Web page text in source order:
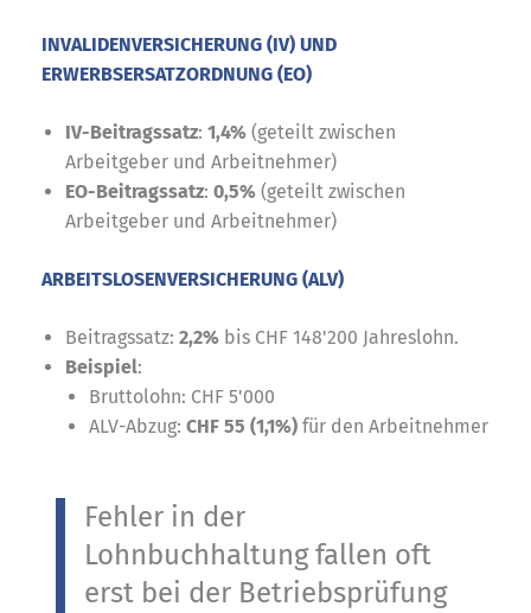
INVALIDENVERSICHERUNG (IV) UND
ERWERBSERSATZORDNUNG (EO)
IV-Beitragssatz: 1,4% (geteilt zwischen
Arbeitgeber und Arbeitnehmer)
EO-Beitragssatz: 0,5% (geteilt zwischen
Arbeitgeber und Arbeitnehmer)
ARBEITSLOSENVERSICHERUNG (ALV)
Beitragssatz: 2,2% bis CHF 148'200 Jahreslohn.
Beispiel:
Bruttolohn: CHF 5'000
ALV-Abzug: CHF 55 (1,1%) für den Arbeitnehmer
Fehler in der
Lohnbuchhaltung fallen oft
erst bei der Betriebsprüfung